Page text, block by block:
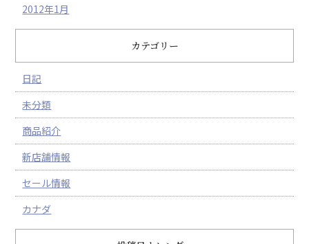
2012年1月
カテゴリー
日記
未分類
商品紹介
新店舗情報
セール情報
カナダ